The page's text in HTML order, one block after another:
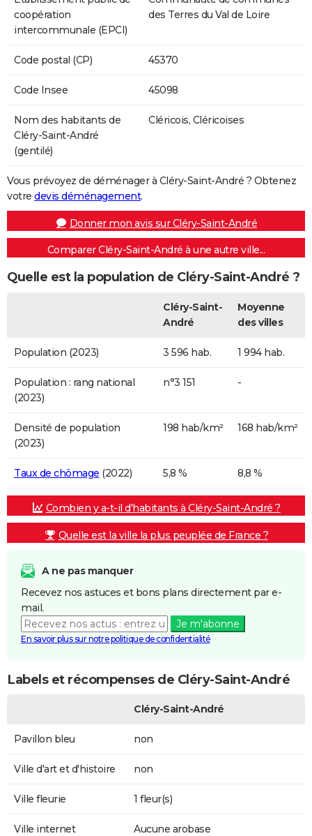
coopération
intercommunale (EPCI)
des Terres du Val de Loire
Code postal (CP) 45370
Code Insee 45098
Nom des habitants de
Cléry-Saint-André
(gentilé)
Cléricois, Cléricoises
Vous prévoyez de déménager à Cléry-Saint-André ? Obtenez
votre devis déménagement.
Donner mon avis sur Cléry-Saint-André
Comparer Cléry-Saint-André à une autre ville...
Quelle est la population de Cléry-Saint-André ?
Cléry-Saint-
André
Moyenne
des villes
Population (2023) 3 596 hab. 1 994 hab.
Population : rang national
(2023)
n°3 151 -
Densité de population
(2023)
198 hab/km² 168 hab/km²
Taux de chômage (2022) 5,8 % 8,8 %
Combien y a-t-il d'habitants à Cléry-Saint-André ?
Quelle est la ville la plus peuplée de France ?
A ne pas manquer
Recevez nos astuces et bons plans directement par e-
mail.
Je m'abonne
En savoir plus sur notre politique de confidentialité
Labels et récompenses de Cléry-Saint-André
Cléry-Saint-André
Pavillon bleu non
Ville d'art et d'histoire non
Ville fleurie 1 fleur(s)
Ville internet Aucune arobase